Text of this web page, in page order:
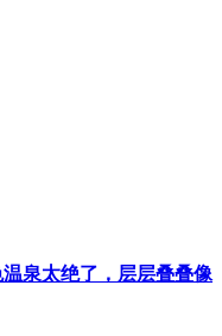
泉太绝了，层层叠叠像